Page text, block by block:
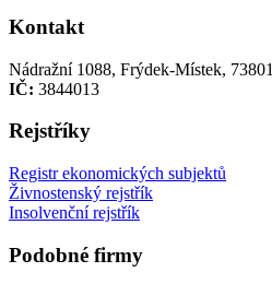
Kontakt
Nádražní 1088, Frýdek-Místek, 73801
IČ: 3844013
Rejstříky
Registr ekonomických subjektů
Živnostenský rejstřík
Insolvenční rejstřík
Podobné firmy